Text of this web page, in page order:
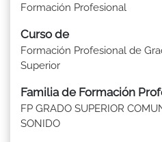
Formación Profesional
Curso de
Formación Profesional de
Superior
Familia de Formación
FP GRADO SUPERIOR
SONIDO